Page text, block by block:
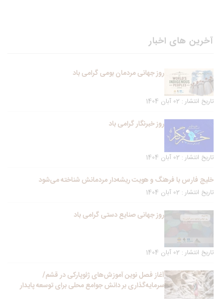
آخرین های اخبار
روز جهانی مردمان بومی گرامی باد
تاریخ انتشار : 02 آبان 1404
روز خبرنگار گرامی باد
تاریخ انتشار : 02 آبان 1404
خلیج فارس با فرهنگ و هویت ریشه‌دار مردمانش شناخته می‌شود
تاریخ انتشار : 02 آبان 1404
روز جهانی صنایع دستی گرامی باد
تاریخ انتشار : 02 آبان 1404
آغاز فصل نوین آموزش‌های ژئوپارکی در قشم/
سرمایه‌گذاری بر دانش جوامع محلی برای توسعه پایدار